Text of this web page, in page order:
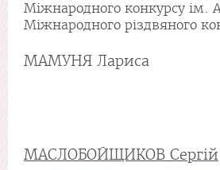
Міжнародного конкурсу ім.
Міжнародного різдвяного
МАМУНЯ Лариса
МАСЛОБОЙЩИКОВ Сергій